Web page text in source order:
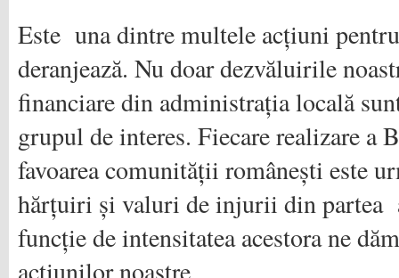
Este una dintre multele acțiuni
deranjează. Nu doar dezvăluirile
financiare din administrația locală
grupul de interes. Fiecare realizare a
favoarea comunității românești este
hărțuiri și valuri de injurii din
funcție de intensitatea acestora ne
acțiunilor noastre.